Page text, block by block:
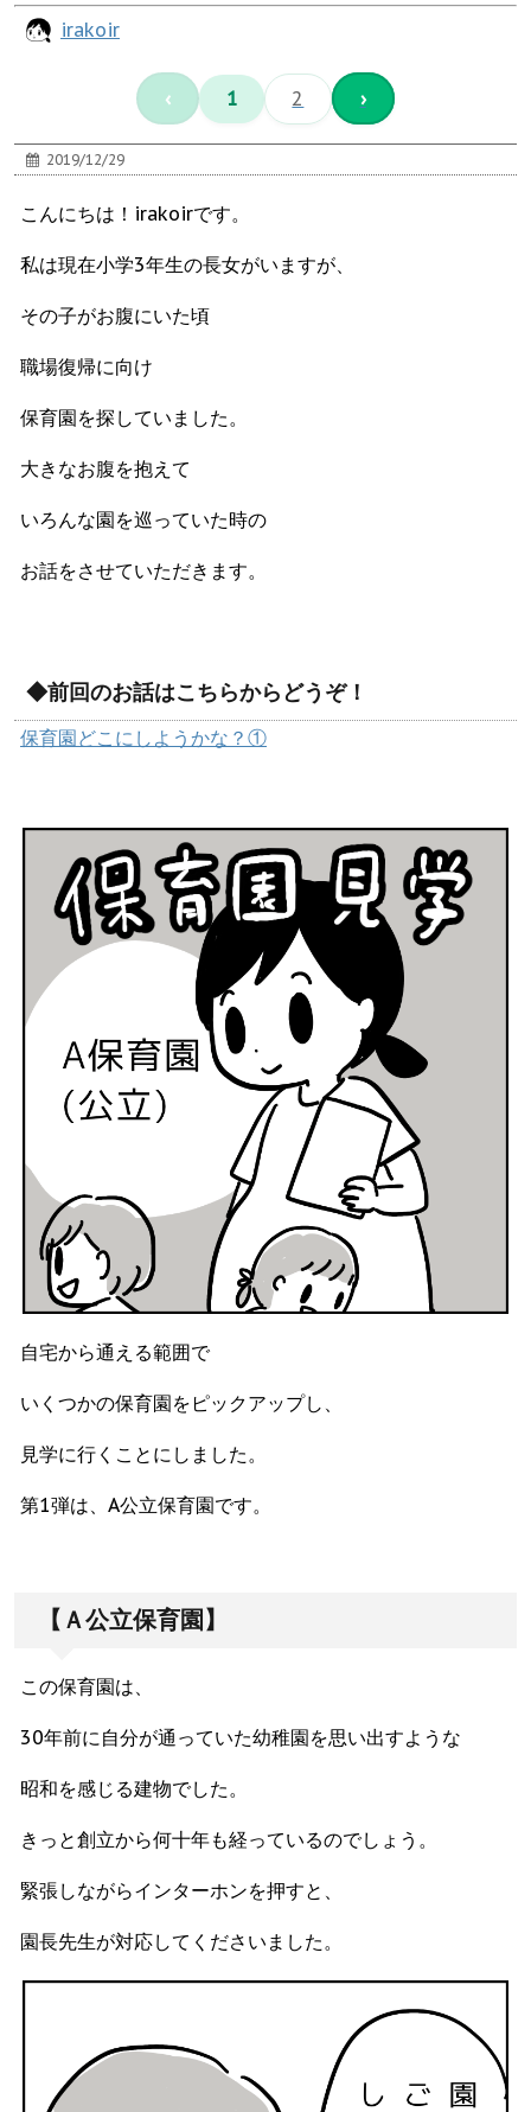
irakoir
‹ 1 2 ›
2019/12/29
こんにちは！irakoirです。
私は現在小学3年生の長女がいますが、
その子がお腹にいた頃
職場復帰に向け
保育園を探していました。
大きなお腹を抱えて
いろんな園を巡っていた時の
お話をさせていただきます。
◆前回のお話はこちらからどうぞ！
保育園どこにしようかな？ ①
自宅から通える範囲で
いくつかの保育園をピックアップし、
見学に行くことにしました。
第1弾は、A公立保育園です。
【Ａ公立保育園】
この保育園は、
30年前に自分が通っていた幼稚園を思い出すような
昭和を感じる建物でした。
きっと創立から何十年も経っているのでしょう。
緊張しながらインターホンを押すと、
園長先生が対応してくださいました。